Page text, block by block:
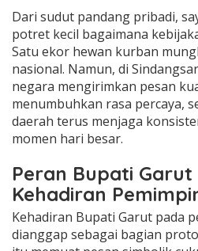
Dari sudut pandang pribadi,
potret kecil bagaimana
Satu ekor hewan kurban
nasional. Namun, di
negara mengirimkan pesan
menumbuhkan rasa percaya,
daerah terus menjaga
momen hari besar.
Peran Bupati
Kehadiran
Kehadiran Bupati Garut pada
dianggap sebagai bagian